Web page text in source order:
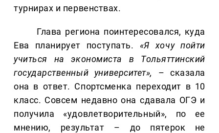
турнирах и первенствах.
Глава региона поинтересовался, куда
Ева планирует поступать. «Я хочу пойти
учиться на экономиста в Тольяттинский
государственный университет»,
– сказала
она в ответ. Спортсменка переходит в 10
класс. Совсем недавно она сдавала ОГЭ и
получила «удовлетворительный», по ее
мнению, результат – до пятерок не